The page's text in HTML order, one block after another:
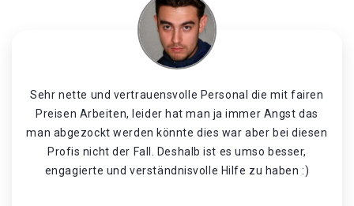
Sehr nette und vertrauensvolle Personal die mit fairen
Preisen Arbeiten, leider hat man ja immer Angst das
man abgezockt werden könnte dies war aber bei diesen
Profis nicht der Fall. Deshalb ist es umso besser,
engagierte und verständnisvolle Hilfe zu haben :)